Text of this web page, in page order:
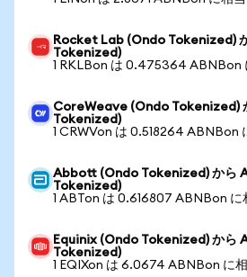
Rocket Lab (Ondo Tokenized)
Tokenized)
1 RKLBon は 0.475364 ABNBon
CoreWeave (Ondo Tokenized)
Tokenized)
1 CRWVon は 0.518264 ABNBon
Abbott (Ondo Tokenized) から
Tokenized)
1 ABTon は 0.616807 ABNBon に
Equinix (Ondo Tokenized) から
Tokenized)
1 EQIXon は 6.0674 ABNBon に